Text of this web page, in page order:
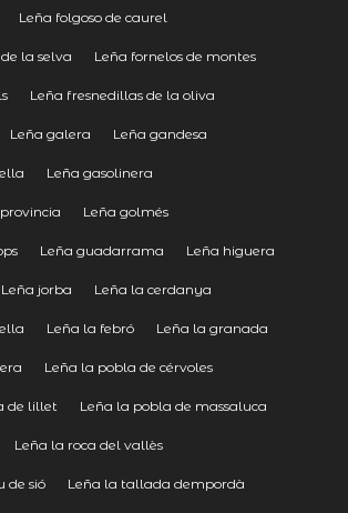
Leña folgoso de caurel
la selva Leña fornelos de montes
Leña fresnedillas de la oliva
Leña galera Leña gandesa
Leña gasolinera
Leña golmés
Leña guadarrama Leña higuera
Leña jorba Leña la cerdanya
Leña la febró Leña la granada
Leña la pobla de cérvoles
de lillet Leña la pobla de massaluca
Leña la roca del vallès
de sió Leña la tallada dempordà